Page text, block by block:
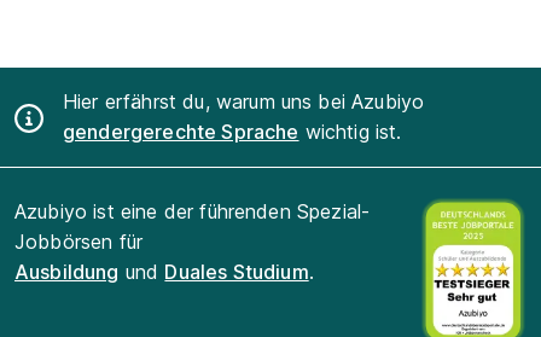
Hier erfährst du, warum uns bei Azubiyo
gendergerechte Sprache wichtig ist.
Azubiyo ist eine der führenden Spezial-
Jobbörsen für
Ausbildung und Duales Studium.